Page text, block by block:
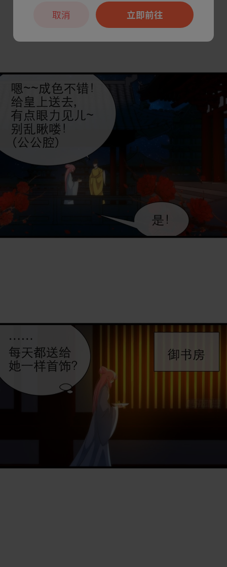
立即前往
取消